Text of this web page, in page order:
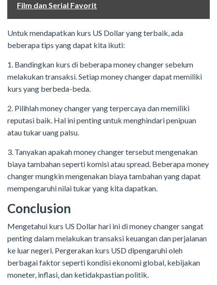
Film dan Serial Favorit
Untuk mendapatkan kurs US Dollar yang terbaik, ada
beberapa tips yang dapat kita ikuti:
1. Bandingkan kurs di beberapa money changer sebelum
melakukan transaksi. Setiap money changer dapat memiliki
kurs yang berbeda-beda.
2. Pilihlah money changer yang terpercaya dan memiliki
reputasi baik. Hal ini penting untuk menghindari penipuan
atau tukar uang palsu.
3. Tanyakan apakah money changer tersebut mengenakan
biaya tambahan seperti komisi atau spread. Beberapa money
changer mungkin mengenakan biaya tambahan yang dapat
mempengaruhi nilai tukar yang kita dapatkan.
Conclusion
Mengetahui kurs US Dollar hari ini di money changer sangat
penting dalam melakukan transaksi keuangan dan perjalanan
ke luar negeri. Pergerakan kurs USD dipengaruhi oleh
berbagai faktor seperti kondisi ekonomi global, kebijakan
moneter, inflasi, dan ketidakpastian politik.